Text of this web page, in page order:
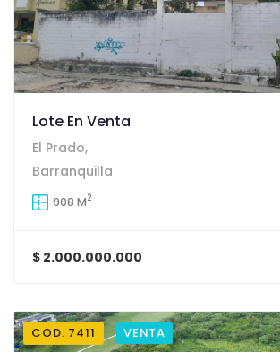
Lote En Venta
El Prado,
Barranquilla
908 M2
$ 2.000.000.000
COD: 7411 VENTA